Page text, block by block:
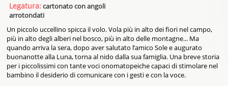
Legatura:cartonato con angoli
arrotondati
Un piccolo uccellino spicca il volo. Vola più in alto dei fiori nel campo,
più in alto degli alberi nel bosco, più in alto delle montagne... Ma
quando arriva la sera, dopo aver salutato l’amico Sole e augurato
buonanotte alla Luna, torna al nido dalla sua famiglia. Una breve storia
per i piccolissimi con tante voci onomatopeiche capaci di stimolare nel
bambino il desiderio di comunicare con i gesti e con la voce.